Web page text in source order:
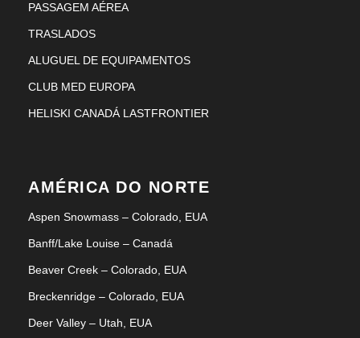
PASSAGEM AÉREA
TRASLADOS
ALUGUEL DE EQUIPAMENTOS
CLUB MED EUROPA
HELISKI CANADÁ LASTFRONTIER
AMÉRICA DO NORTE
Aspen Snowmass – Colorado, EUA
Banff/Lake Louise – Canadá
Beaver Creek – Colorado, EUA
Breckenridge – Colorado, EUA
Deer Valley – Utah, EUA